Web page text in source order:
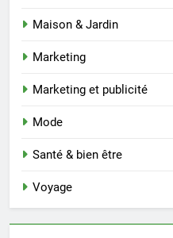
Maison & Jardin
Marketing
Marketing et publicité
Mode
Santé & bien être
Voyage